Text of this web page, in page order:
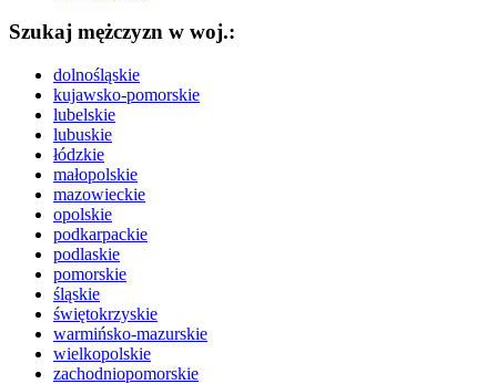
Szukaj mężczyzn w woj.:
dolnośląskie
kujawsko-pomorskie
lubelskie
lubuskie
łódzkie
małopolskie
mazowieckie
opolskie
podkarpackie
podlaskie
pomorskie
śląskie
świętokrzyskie
warmińsko-mazurskie
wielkopolskie
zachodniopomorskie